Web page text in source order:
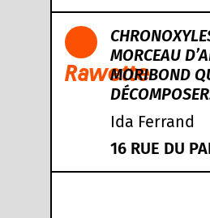
Rawette
MORCEAU
MORIBOND
Ida Ferrand
16 RUE DU